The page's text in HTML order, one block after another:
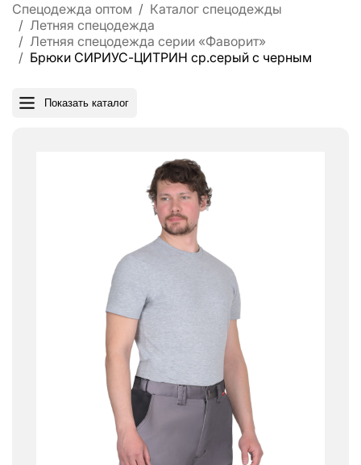
Спецодежда оптом
Каталог спецодежды
Летняя спецодежда
Летняя спецодежда серии «Фаворит»
Брюки СИРИУС-ЦИТРИН ср.серый с черным
Показать каталог